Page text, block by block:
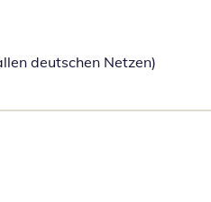
deutschen Netzen)